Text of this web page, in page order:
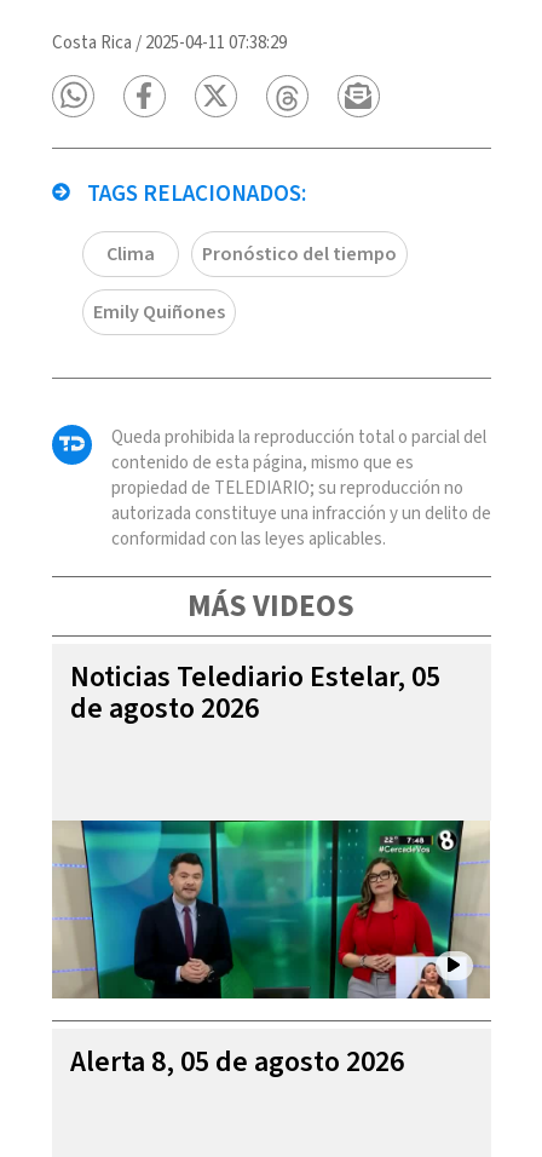
Costa Rica /2025-04-11 07:38:29
TAGS RELACIONADOS:
Clima Pronóstico del tiempo
Emily Quiñones
Queda prohibida la reproducción total o parcial del
contenido de esta página, mismo que es
propiedad de TELEDIARIO; su reproducción no
autorizada constituye una infracción y un delito de
conformidad con las leyes aplicables.
MÁS VIDEOS
Noticias Telediario Estelar, 05
de agosto 2026
Alerta 8, 05 de agosto 2026